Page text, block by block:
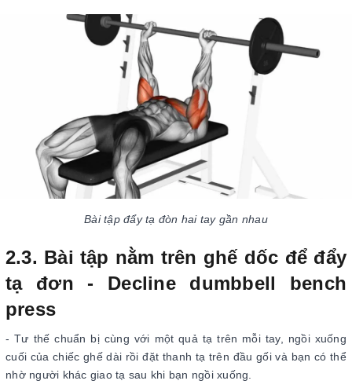
Bài tập đẩy tạ đòn hai tay gần nhau
2.3. Bài tập nằm trên ghế dốc để đẩy
tạ đơn - Decline dumbbell bench
press
- Tư thế chuẩn bị cùng với một quả tạ trên mỗi tay, ngồi xuống
cuối của chiếc ghế dài rồi đặt thanh tạ trên đầu gối và bạn có thể
nhờ người khác giao tạ sau khi bạn ngồi xuống.